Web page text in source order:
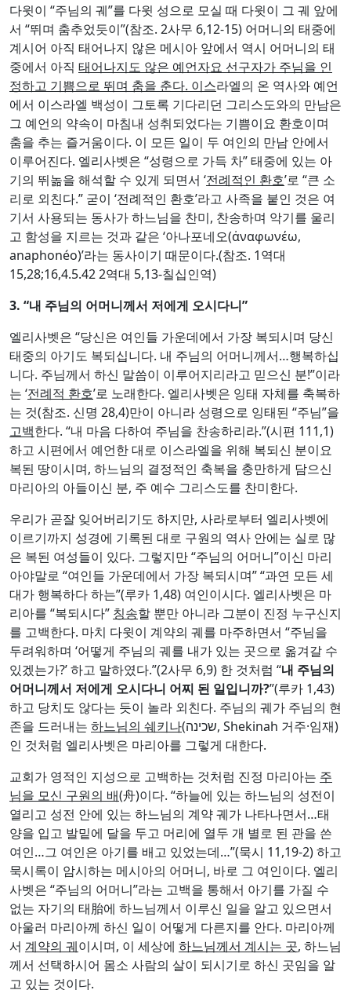
다윗이 “주님의 궤”를 다윗 성으로 모실 때 다윗이 그 궤 앞에
서 “뛰며 춤추었듯이”(참조. 2사무 6,12-15) 어머니의 태중에
계시어 아직 태어나지 않은 메시아 앞에서 역시 어머니의 태
중에서 아직 태어나지도 않은 예언자요 선구자가 주님을 인
정하고 기쁨으로 뛰며 춤을 춘다. 이스라엘의 온 역사와 예언
에서 이스라엘 백성이 그토록 기다리던 그리스도와의 만남은
그 예언의 약속이 마침내 성취되었다는 기쁨이요 환호이며
춤을 추는 즐거움이다. 이 모든 일이 두 여인의 만남 안에서
이루어진다. 엘리사벳은 “성령으로 가득 차” 태중에 있는 아
기의 뛰놂을 해석할 수 있게 되면서 ‘전례적인 환호’로 “큰 소
리로 외친다.” 굳이 ‘전례적인 환호’라고 사족을 붙인 것은 여
기서 사용되는 동사가 하느님을 찬미, 찬송하며 악기를 울리
고 함성을 지르는 것과 같은 ‘아나포네오(ἀναφωνέω,
anaphonéo)’라는 동사이기 때문이다.(참조. 1역대
15,28;16,4.5.42 2역대 5,13-칠십인역)
3. “내 주님의 어머니께서 저에게 오시다니”
엘리사벳은 “당신은 여인들 가운데에서 가장 복되시며 당신
태중의 아기도 복되십니다. 내 주님의 어머니께서…행복하십
니다. 주님께서 하신 말씀이 이루어지리라고 믿으신 분!”이라
는 ‘전례적 환호’로 노래한다. 엘리사벳은 잉태 자체를 축복하
는 것(참조. 신명 28,4)만이 아니라 성령으로 잉태된 “주님”을
고백한다. “내 마음 다하여 주님을 찬송하리라.”(시편 111,1)
하고 시편에서 예언한 대로 이스라엘을 위해 복되신 분이요
복된 땅이시며, 하느님의 결정적인 축복을 충만하게 담으신
마리아의 아들이신 분, 주 예수 그리스도를 찬미한다.
우리가 곧잘 잊어버리기도 하지만, 사라로부터 엘리사벳에
이르기까지 성경에 기록된 대로 구원의 역사 안에는 실로 많
은 복된 여성들이 있다. 그렇지만 “주님의 어머니”이신 마리
아야말로 “여인들 가운데에서 가장 복되시며” “과연 모든 세
대가 행복하다 하는”(루카 1,48) 여인이시다. 엘리사벳은 마
리아를 “복되시다” 칭송할 뿐만 아니라 그분이 진정 누구신지
를 고백한다. 마치 다윗이 계약의 궤를 마주하면서 “주님을
두려워하며 ‘어떻게 주님의 궤를 내가 있는 곳으로 옮겨갈 수
있겠는가?’ 하고 말하였다.”(2사무 6,9) 한 것처럼 “내 주님의
어머니께서 저에게 오시다니 어찌 된 일입니까?”(루카 1,43)
하고 당치도 않다는 듯이 놀라 외친다. 주님의 궤가 주님의 현
존을 드러내는 하느님의 쉐키나(שכינה, Shekinah 거주·임재)
인 것처럼 엘리사벳은 마리아를 그렇게 대한다.
교회가 영적인 지성으로 고백하는 것처럼 진정 마리아는 주
님을 모신 구원의 배(舟)이다. “하늘에 있는 하느님의 성전이
열리고 성전 안에 있는 하느님의 계약 궤가 나타나면서…태
양을 입고 발밑에 달을 두고 머리에 열두 개 별로 된 관을 쓴
여인…그 여인은 아기를 배고 있었는데…”(묵시 11,19-2) 하고
묵시록이 암시하는 메시아의 어머니, 바로 그 여인이다. 엘리
사벳은 “주님의 어머니”라는 고백을 통해서 아기를 가질 수
없는 자기의 태胎에 하느님께서 이루신 일을 알고 있으면서
아울러 마리아께 하신 일이 어떻게 다른지를 안다. 마리아께
서 계약의 궤이시며, 이 세상에 하느님께서 계시는 곳, 하느님
께서 선택하시어 몸소 사람의 살이 되시기로 하신 곳임을 알
고 있는 것이다.